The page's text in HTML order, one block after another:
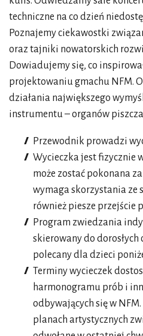
techniczne na co dzień
Poznajemy ciekawostki
oraz tajniki nowatorskich
Dowiadujemy się, co
projektowaniu gmachu NFM.
działania największego
instrumentu – organów
Przewodnik prowadzi
Wycieczka jest fizycznie
może zostać pokonana
wymaga skorzystania ze
również piesze przejście
Program zwiedzania
skierowany do
polecany dla dzieci
Terminy wycieczek
harmonogramu prób i
odbywających się w
planach artystycznych